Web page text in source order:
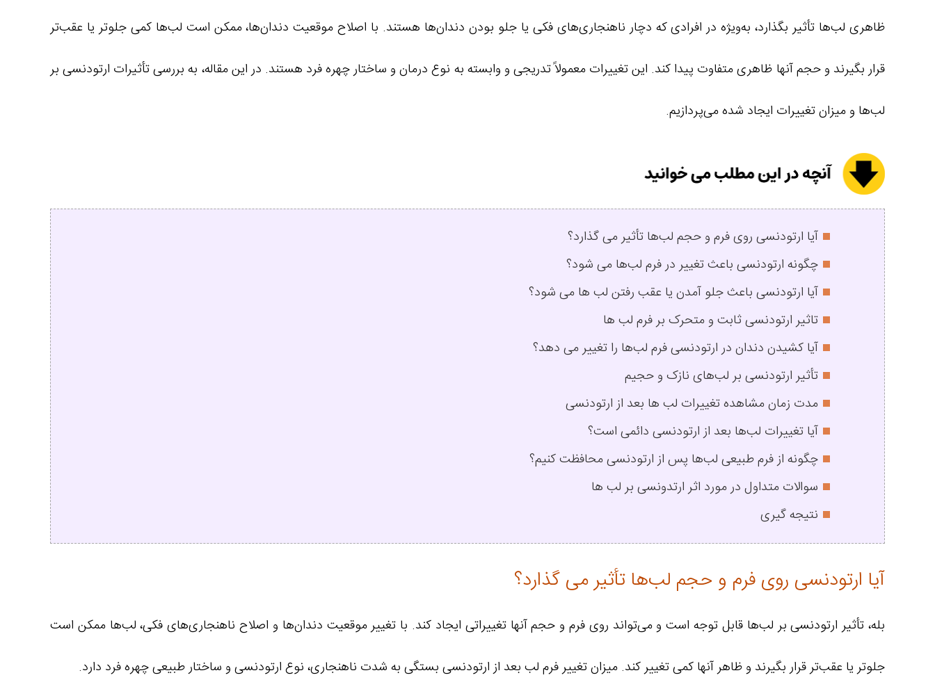
ظاهری لب‌ها تأثیر بگذارد، به‌ویژه در افرادی که دچار ناهنجاری‌های فکی یا جلو بودن دندان‌ها هستند. با اصلاح موقعیت دندان‌ها، ممکن است لب‌ها کمی جلوتر یا عقب‌تر
قرار بگیرند و حجم آنها ظاهری متفاوت پیدا کند. این تغییرات معمولاً تدریجی و وابسته به نوع درمان و ساختار چهره فرد هستند. در این مقاله، به بررسی تأثیرات ارتودنسی بر
لب‌ها و میزان تغییرات ایجاد شده می‌پردازیم.
آیا ارتودنسی روی فرم و حجم لب‌ها تأثیر می‌ گذارد؟
چگونه ارتودنسی باعث تغییر در فرم لب‌ها می‌ شود؟
آیا ارتودنسی باعث جلو آمدن یا عقب رفتن لب‌ ها می‌ شود؟
تاثیر ارتودنسی ثابت و متحرک بر فرم لب‌ ها
آیا کشیدن دندان در ارتودنسی فرم لب‌ها را تغییر می‌ دهد؟
تأثیر ارتودنسی بر لب‌های نازک و حجیم
مدت زمان مشاهده تغییرات لب‌ ها بعد از ارتودنسی
آیا تغییرات لب‌ها بعد از ارتودنسی دائمی است؟
چگونه از فرم طبیعی لب‌ها پس از ارتودنسی محافظت کنیم؟
سوالات متداول در مورد اثر ارتدونسی بر لب ها
نتیجه گیری
آیا ارتودنسی روی فرم و حجم لب‌ها تأثیر می‌ گذارد؟
بله، تأثیر ارتودنسی بر لب‌ها قابل توجه است و می‌تواند روی فرم و حجم آنها تغییراتی ایجاد کند. با تغییر موقعیت دندان‌ها و اصلاح ناهنجاری‌های فکی، لب‌ها ممکن است
جلوتر یا عقب‌تر قرار بگیرند و ظاهر آنها کمی تغییر کند. میزان تغییر فرم لب بعد از ارتودنسی بستگی به شدت ناهنجاری، نوع ارتودنسی و ساختار طبیعی چهره فرد دارد.